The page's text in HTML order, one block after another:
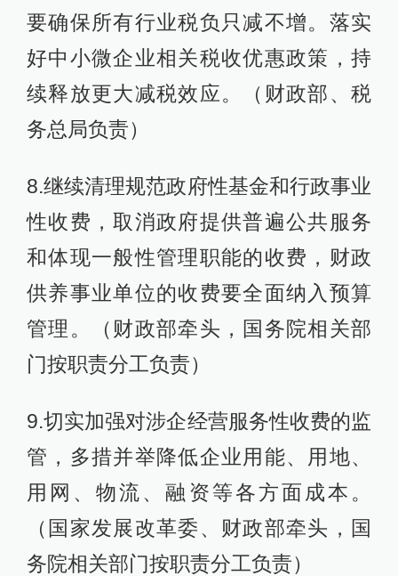
要确保所有行业税负只减不增。落实
好中小微企业相关税收优惠政策，持
续释放更大减税效应。（财政部、税
务总局负责）
8.继续清理规范政府性基金和行政事业
性收费，取消政府提供普遍公共服务
和体现一般性管理职能的收费，财政
供养事业单位的收费要全面纳入预算
管理。（财政部牵头，国务院相关部
门按职责分工负责）
9.切实加强对涉企经营服务性收费的监
管，多措并举降低企业用能、用地、
用网、物流、融资等各方面成本。
（国家发展改革委、财政部牵头，国
务院相关部门按职责分工负责）